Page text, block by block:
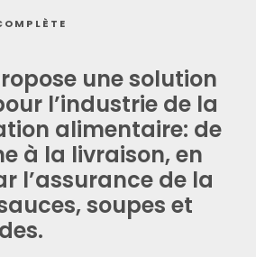
une solution
l’industrie de la
alimentaire: de
à la livraison, en
l’assurance de la
soupes et